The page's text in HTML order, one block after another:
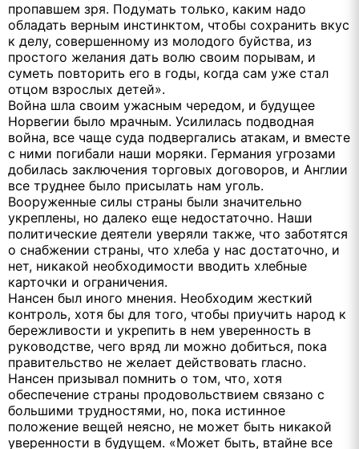
пропавшем зря. Подумать только, каким надо
обладать верным инстинктом, чтобы сохранить вкус
к делу, совершенному из молодого буйства, из
простого желания дать волю своим порывам, и
суметь повторить его в годы, когда сам уже стал
отцом взрослых детей».
Война шла своим ужасным чередом, и будущее
Норвегии было мрачным. Усилилась подводная
война, все чаще суда подвергались атакам, и вместе
с ними погибали наши моряки. Германия угрозами
добилась заключения торговых договоров, и Англии
все труднее было присылать нам уголь.
Вооруженные силы страны были значительно
укреплены, но далеко еще недостаточно. Наши
политические деятели уверяли также, что заботятся
о снабжении страны, что хлеба у нас достаточно, и
нет, никакой необходимости вводить хлебные
карточки и ограничения.
Нансен был иного мнения. Необходим жесткий
контроль, хотя бы для того, чтобы приучить народ к
бережливости и укрепить в нем уверенность в
руководстве, чего вряд ли можно добиться, пока
правительство не желает действовать гласно.
Нансен призывал помнить о том, что, хотя
обеспечение страны продовольствием связано с
большими трудностями, но, пока истинное
положение вещей неясно, не может быть никакой
уверенности в будущем. «Может быть, втайне все